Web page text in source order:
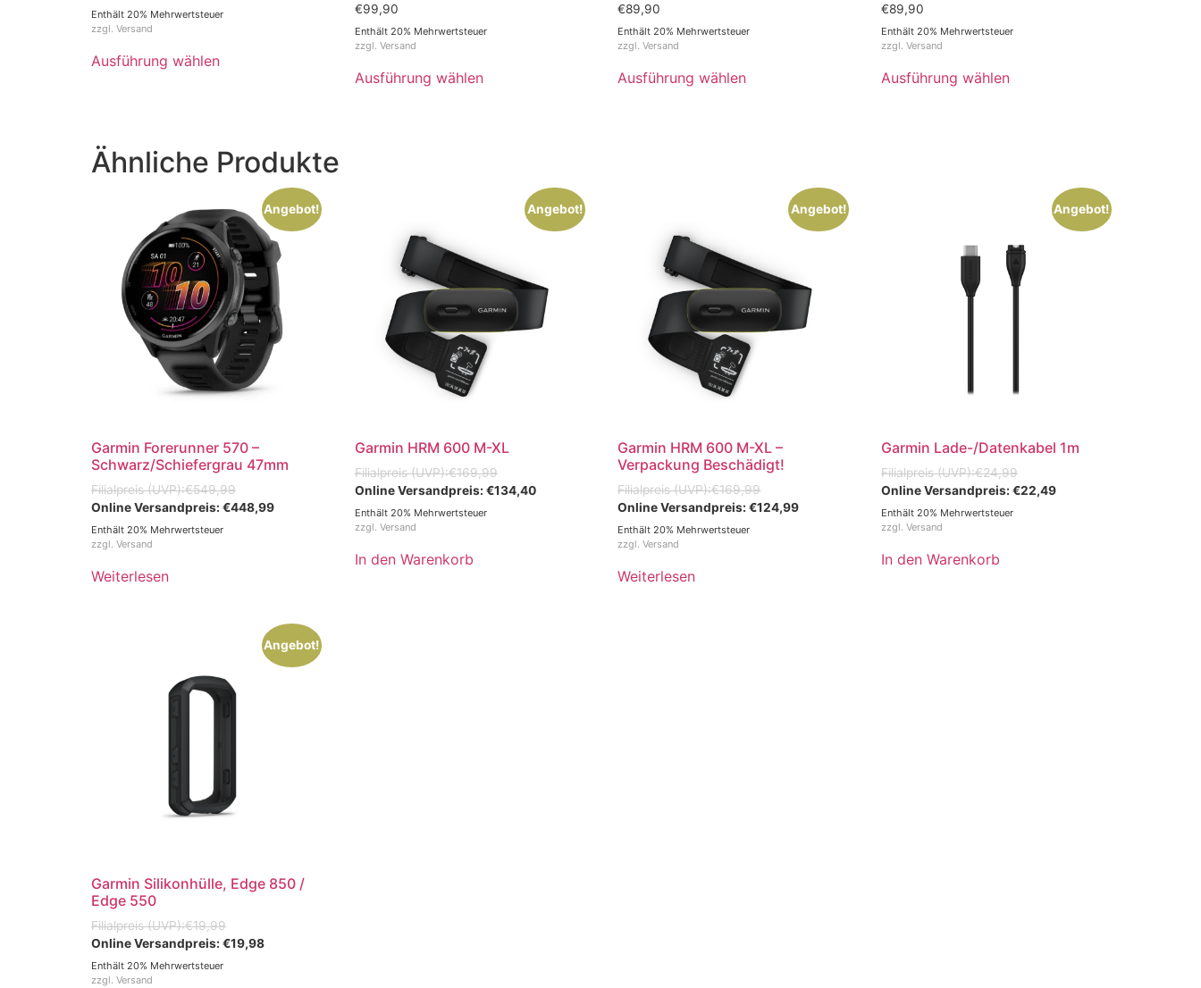
Enthält 20% Mehrwertsteuer
zzgl. Versand
Ausführung wählen
€99,90
Enthält 20% Mehrwertsteuer
zzgl. Versand
Ausführung wählen
€89,90
Enthält 20% Mehrwertsteuer
zzgl.Versand
Ausführung wählen
€89,90
Enthält 20% Mehrwertsteuer
zzgl.Versand
Ausführung wählen
Ähnliche Produkte
Angebot!
Garmin Forerunner 570 –
Schwarz/Schiefergrau 47mm
€549,99
€448,99
Enthält 20% Mehrwertsteuer
zzgl. Versand
Weiterlesen
Angebot!
Garmin HRM 600 M-XL
€169,99
€134,40
Enthält 20% Mehrwertsteuer
zzgl. Versand
In den Warenkorb
Angebot!
Garmin HRM 600 M-XL –
Verpackung Beschädigt!
€169,99
€124,99
Enthält 20% Mehrwertsteuer
zzgl.Versand
Weiterlesen
Angebot!
Garmin Lade-/Datenkabel 1m
€24,99
€22,49
Enthält 20% Mehrwertsteuer
zzgl.Versand
In den Warenkorb
Angebot!
Garmin Silikonhülle, Edge 850 /
Edge 550
€19,99
€19,98
Enthält 20% Mehrwertsteuer
zzgl. Versand